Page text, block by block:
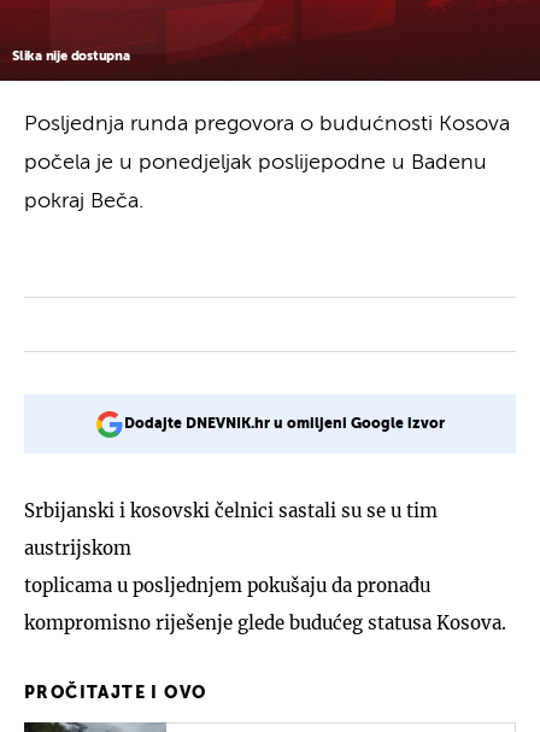
Slika nije dostupna
Posljednja runda pregovora o budućnosti Kosova
počela je u ponedjeljak poslijepodne u Badenu
pokraj Beča.
Dodajte DNEVNIK.hr u omiljeni Google izvor
Srbijanski i kosovski čelnici sastali su se u tim
austrijskom
toplicama u posljednjem pokušaju da pronađu
kompromisno riješenje glede budućeg statusa Kosova.
PROČITAJTE I OVO